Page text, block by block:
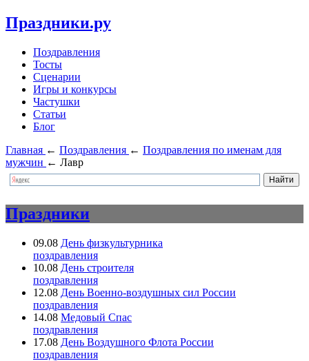
Праздники.ру
Поздравления
Тосты
Сценарии
Игры и конкурсы
Частушки
Статьи
Блог
Главная ← Поздравления ← Поздравления по именам для
мужчин ← Лавр
Праздники
09.08 День физкультурника
поздравления
10.08 День строителя
поздравления
12.08 День Военно-воздушных сил России
поздравления
14.08 Медовый Спас
поздравления
17.08 День Воздушного Флота России
поздравления